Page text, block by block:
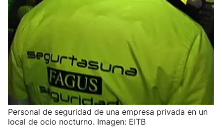
Personal de seguridad de una empresa privada en un
local de ocio nocturno. Imagen: EITB